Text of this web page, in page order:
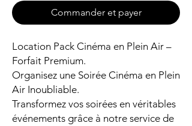
Commander et payer
Location Pack Cinéma en Plein Air –
Forfait Premium.
Organisez une Soirée Cinéma en Plein
Air Inoubliable.
Transformez vos soirées en véritables
événements grâce à notre service de